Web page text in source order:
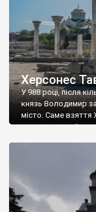
Херсонес
У 988 році, після
князь Володимир
місто. Саме
диктувати свої
Херсонесі
А потім було